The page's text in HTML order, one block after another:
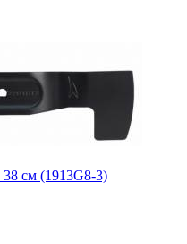
см (1913G8-3)